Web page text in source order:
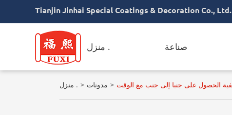
Tianjin Jinhai Special Coatings & Decoration Co., Ltd.
منزل . صناعة
منزل . مدونات